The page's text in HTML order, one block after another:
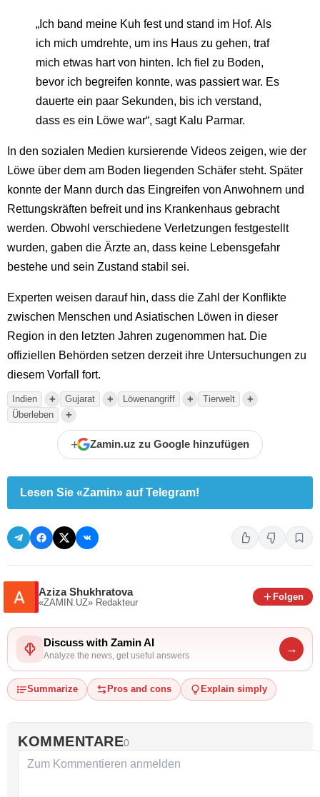
„Ich band meine Kuh fest und stand im Hof. Als
ich mich umdrehte, um ins Haus zu gehen, traf
mich etwas hart von hinten. Ich fiel zu Boden,
bevor ich begreifen konnte, was passiert war. Es
dauerte ein paar Sekunden, bis ich verstand,
dass es ein Löwe war“, sagt Kalu Parmar.
In den sozialen Medien kursierende Videos zeigen, wie der
Löwe über dem am Boden liegenden Schäfer steht. Später
konnte der Mann durch das Eingreifen von Anwohnern und
Rettungskräften befreit und ins Krankenhaus gebracht
werden. Obwohl verschiedene Verletzungen festgestellt
wurden, gaben die Ärzte an, dass keine Lebensgefahr
bestehe und sein Zustand stabil sei.
Experten weisen darauf hin, dass die Zahl der Konflikte
zwischen Menschen und Asiatischen Löwen in dieser
Region in den letzten Jahren zugenommen hat. Die
offiziellen Behörden setzen derzeit ihre Untersuchungen zu
diesem Vorfall fort.
Indien + Gujarat + Löwenangriff + Tierwelt +
Überleben +
+ Zamin.uz zu Google hinzufügen
Lesen Sie «Zamin» auf Telegram!
Aziza Shukhratova
«ZAMIN.UZ» Redakteur
Folgen
Discuss with Zamin AI
Analyze the news, get useful answers
→
Summarize Pros and cons Explain simply
KOMMENTARE0